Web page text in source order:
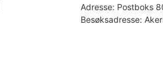
Adresse: Postboks
Besøksadresse: